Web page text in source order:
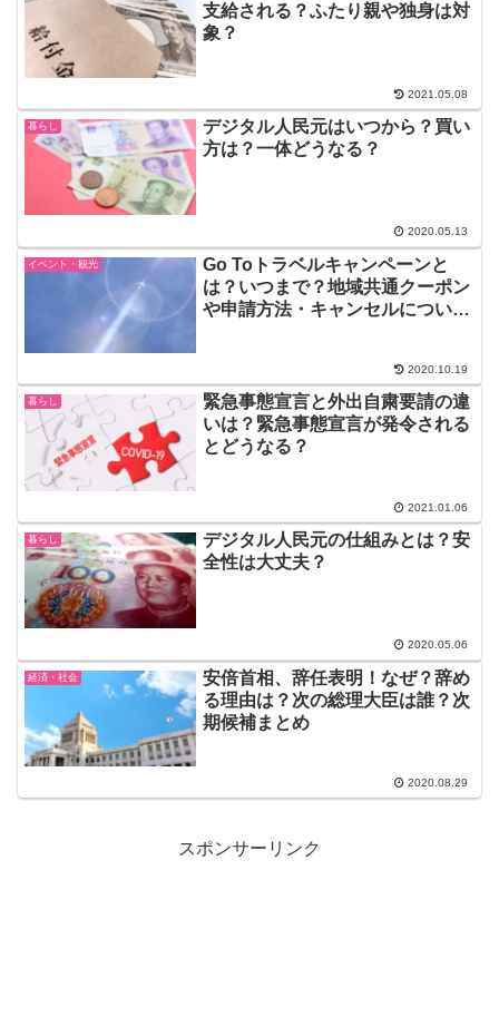
支給される？ふたり親や独身は対
象？
2021.05.08
暮らし
デジタル人民元はいつから？買い
方は？一体どうなる？
2020.05.13
イベント・観光
Go Toトラベルキャンペーンと
は？いつまで？地域共通クーポン
や申請方法・キャンセルについて
2020.10.19
暮らし
緊急事態宣言と外出自粛要請の違
いは？緊急事態宣言が発令される
とどうなる？
2021.01.06
暮らし
デジタル人民元の仕組みとは？安
全性は大丈夫？
2020.05.06
経済・社会
安倍首相、辞任表明！なぜ？辞め
る理由は？次の総理大臣は誰？次
期候補まとめ
2020.08.29
スポンサーリンク